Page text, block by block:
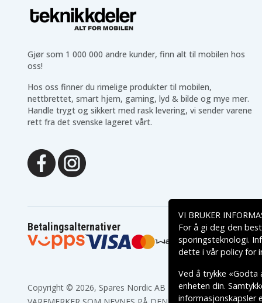
Gjør som 1 000 000 andre kunder, finn alt til mobilen hos
oss!
Hos oss finner du rimelige produkter til mobilen,
nettbrettet, smart hjem, gaming, lyd & bilde og mye mer.
Handle trygt og sikkert med rask levering, vi sender varene
rett fra det svenske lageret vårt.
Betalingsalternativer
Copyright © 2026, Spares Nordic AB
VI BRUKER
For å gi deg den
sporingsteknologi.
dette i vårpolicy for
Ved å trykke «Godta
enheten din.
informasjonskapsler